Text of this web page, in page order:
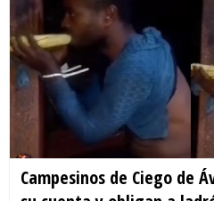
Campesinos de Ciego de